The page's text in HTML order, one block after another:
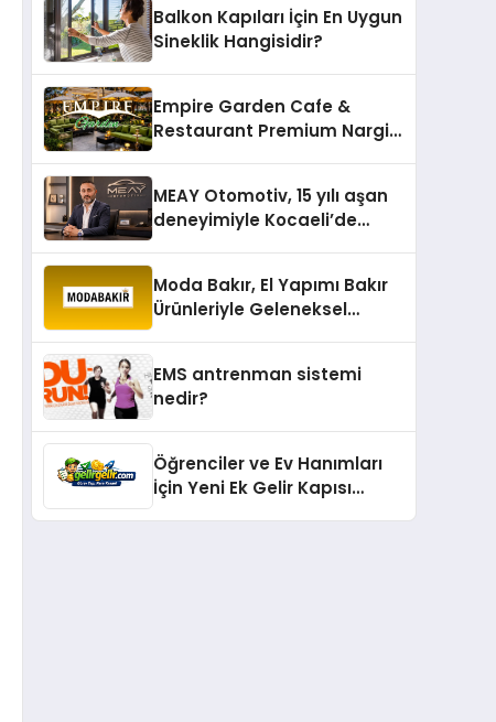
Balkon Kapıları İçin En Uygun
Sineklik Hangisidir?
Empire Garden Cafe &
Restaurant Premium Nargile
MEAY Otomotiv, 15 yılı aşan
deneyimiyle Kocaeli’de
Moda Bakır, El Yapımı Bakır
Ürünleriyle Geleneksel
EMS antrenman sistemi
nedir?
Öğrenciler ve Ev Hanımları
İçin Yeni Ek Gelir Kapısı